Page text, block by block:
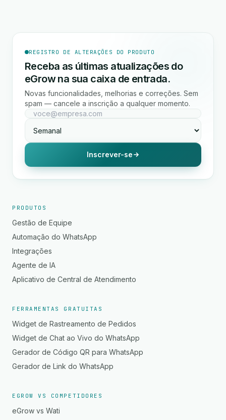
REGISTRO DE ALTERAÇÕES DO PRODUTO
Receba as últimas atualizações do
eGrow na sua caixa de entrada.
Novas funcionalidades, melhorias e correções. Sem
spam — cancele a inscrição a qualquer momento.
Inscrever-se
PRODUTOS
Gestão de Equipe
Automação do WhatsApp
Integrações
Agente de IA
Aplicativo de Central de Atendimento
FERRAMENTAS GRATUITAS
Widget de Rastreamento de Pedidos
Widget de Chat ao Vivo do WhatsApp
Gerador de Código QR para WhatsApp
Gerador de Link do WhatsApp
EGROW VS COMPETIDORES
eGrow vs Wati